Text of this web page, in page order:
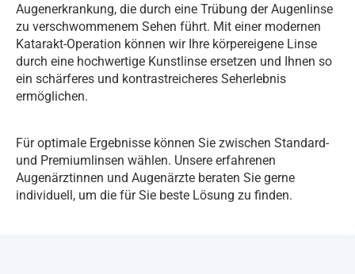
Augenerkrankung, die durch eine Trübung der Augenlinse
zu verschwommenem Sehen führt. Mit einer modernen
Katarakt-Operation können wir Ihre körpereigene Linse
durch eine hochwertige Kunstlinse ersetzen und Ihnen so
ein schärferes und kontrastreicheres Seherlebnis
ermöglichen.
Für optimale Ergebnisse können Sie zwischen Standard-
und Premiumlinsen wählen. Unsere erfahrenen
Augenärztinnen und Augenärzte beraten Sie gerne
individuell, um die für Sie beste Lösung zu finden.